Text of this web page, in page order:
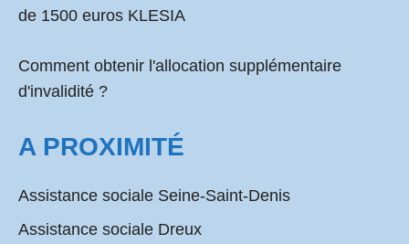
de 1500 euros KLESIA
Comment obtenir l'allocation supplémentaire
d'invalidité ?
A PROXIMITÉ
Assistance sociale Seine-Saint-Denis
Assistance sociale Dreux